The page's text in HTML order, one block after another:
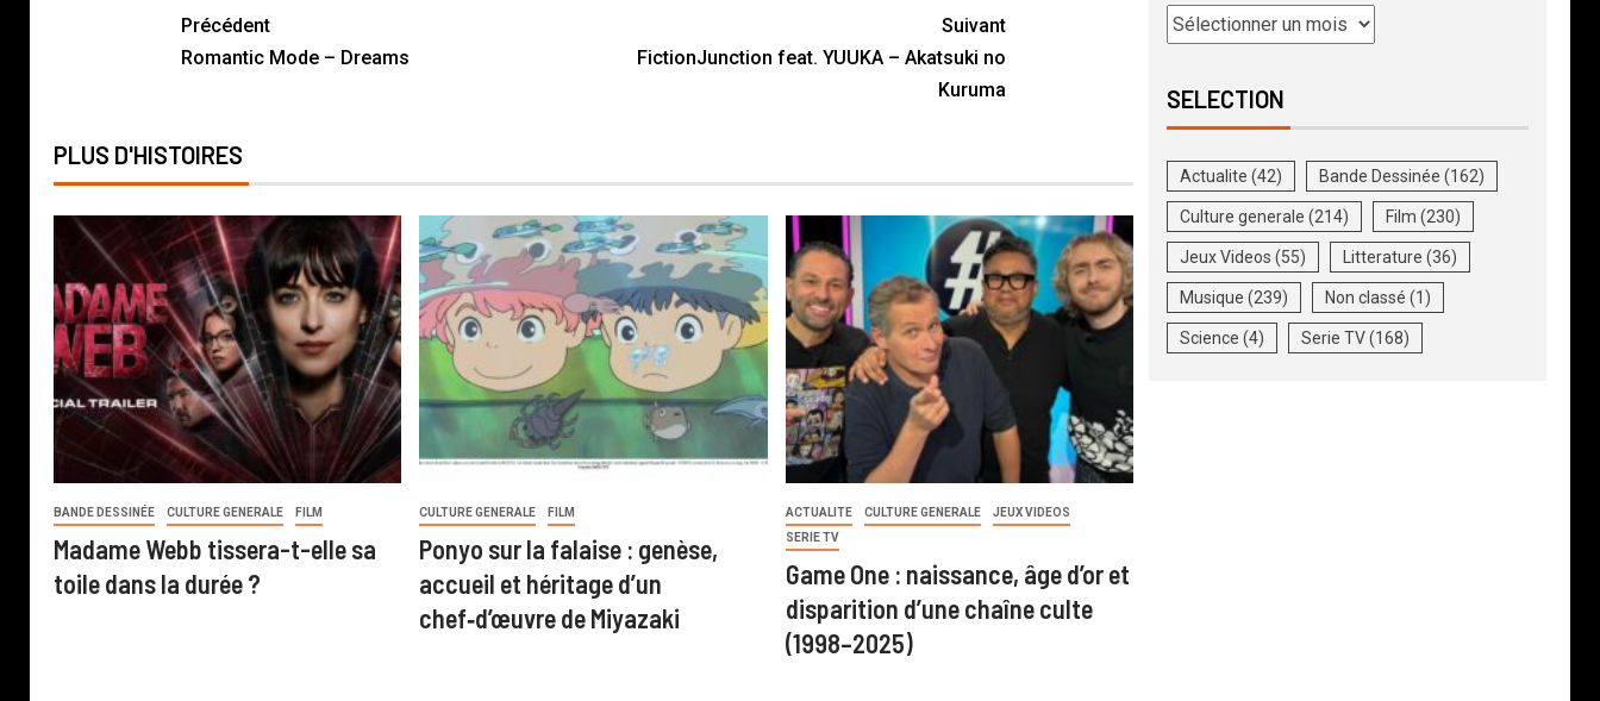
Précédent
Romantic Mode – Dreams
Suivant
FictionJunction feat. YUUKA – Akatsuki no
Kuruma
PLUS D'HISTOIRES
BANDE DESSINÉE CULTURE GENERALE FILM
Madame Webb tissera-t-elle sa
toile dans la durée ?
CULTURE GENERALE FILM
Ponyo sur la falaise : genèse,
accueil et héritage d’un
chef‑d’œuvre de Miyazaki
ACTUALITE CULTURE GENERALE
JEUX VIDEOS
SERIE TV
Game One : naissance, âge d’or et
disparition d’une chaîne culte
(1998–2025)
SELECTION
Actualite (42) Bande Dessinée (162)
Culture generale (214) Film (230)
Jeux Videos (55) Litterature (36)
Musique (239) Non classé (1)
Science (4) Serie TV(168)